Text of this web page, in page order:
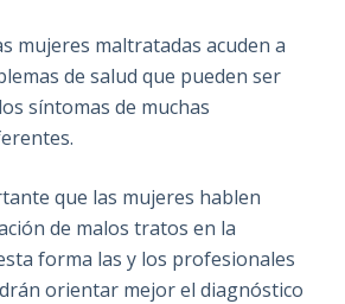
mujeres maltratadas acuden a
de salud que pueden ser
síntomas de muchas
que las mujeres hablen
de malos tratos en la
forma las y los profesionales
orientar mejor el diagnóstico